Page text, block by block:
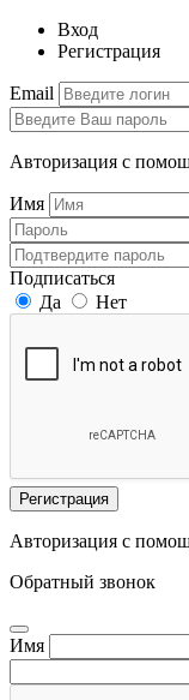
Вход
Регистрация
Email
Авторизация с
Имя
Подписаться
Да
Нет
Регистрация
Авторизация с
Обратный звонок
Имя